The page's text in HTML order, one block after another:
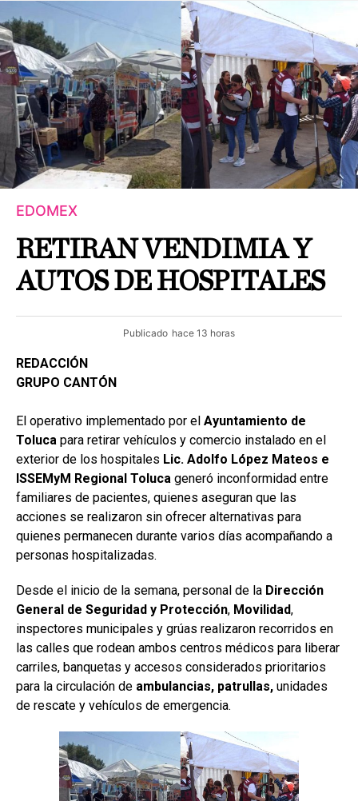
EDOMEX
RETIRAN VENDIMIA Y
AUTOS DE HOSPITALES
Publicado hace 13 horas
REDACCIÓN
GRUPO CANTÓN
El operativo implementado por el Ayuntamiento de
Toluca para retirar vehículos y comercio instalado en el
exterior de los hospitales Lic. Adolfo López Mateos e
ISSEMyM Regional Toluca generó inconformidad entre
familiares de pacientes, quienes aseguran que las
acciones se realizaron sin ofrecer alternativas para
quienes permanecen durante varios días acompañando a
personas hospitalizadas.
Desde el inicio de la semana, personal de la Dirección
General de Seguridad y Protección, Movilidad,
inspectores municipales y grúas realizaron recorridos en
las calles que rodean ambos centros médicos para liberar
carriles, banquetas y accesos considerados prioritarios
para la circulación de ambulancias, patrullas, unidades
de rescate y vehículos de emergencia.